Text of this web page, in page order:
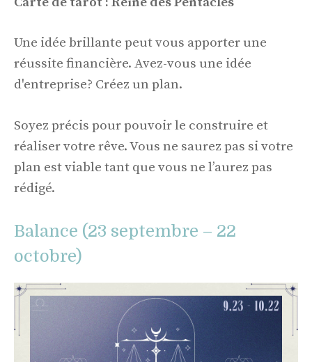
Une idée brillante peut vous apporter une
réussite financière. Avez-vous une idée
d'entreprise? Créez un plan.
Soyez précis pour pouvoir le construire et
réaliser votre rêve. Vous ne saurez pas si votre
plan est viable tant que vous ne l’aurez pas
rédigé.
Balance (23 septembre – 22
octobre)